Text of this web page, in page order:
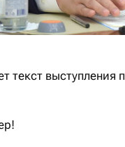
текст выступления